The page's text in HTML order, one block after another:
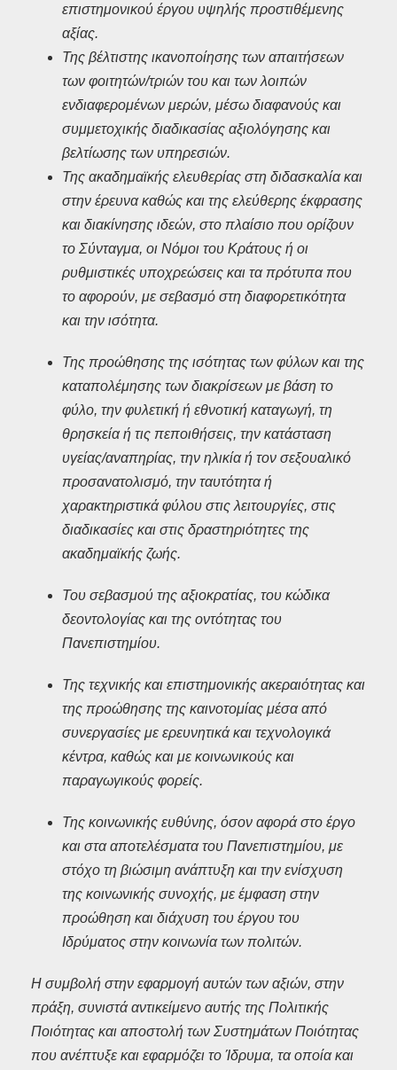
επιστημονικού έργου υψηλής προστιθέμενης
αξίας.
Της βέλτιστης ικανοποίησης των απαιτήσεων
των φοιτητών/τριών του και των λοιπών
ενδιαφερομένων μερών, μέσω διαφανούς και
συμμετοχικής διαδικασίας αξιολόγησης και
βελτίωσης των υπηρεσιών.
Της ακαδημαϊκής ελευθερίας στη διδασκαλία και
στην έρευνα καθώς και της ελεύθερης έκφρασης
και διακίνησης ιδεών, στο πλαίσιο που ορίζουν
το Σύνταγμα, οι Νόμοι του Κράτους ή οι
ρυθμιστικές υποχρεώσεις και τα πρότυπα που
το αφορούν, με σεβασμό στη διαφορετικότητα
και την ισότητα.
Της προώθησης της ισότητας των φύλων και της
καταπολέμησης των διακρίσεων με βάση το
φύλο, την φυλετική ή εθνοτική καταγωγή, τη
θρησκεία ή τις πεποιθήσεις, την κατάσταση
υγείας/αναπηρίας, την ηλικία ή τον σεξουαλικό
προσανατολισμό, την ταυτότητα ή
χαρακτηριστικά φύλου στις λειτουργίες, στις
διαδικασίες και στις δραστηριότητες της
ακαδημαϊκής ζωής.
Του σεβασμού της αξιοκρατίας, του κώδικα
δεοντολογίας και της οντότητας του
Πανεπιστημίου.
Της τεχνικής και επιστημονικής ακεραιότητας και
της προώθησης της καινοτομίας μέσα από
συνεργασίες με ερευνητικά και τεχνολογικά
κέντρα, καθώς και με κοινωνικούς και
παραγωγικούς φορείς.
Της κοινωνικής ευθύνης, όσον αφορά στο έργο
και στα αποτελέσματα του Πανεπιστημίου, με
στόχο τη βιώσιμη ανάπτυξη και την ενίσχυση
της κοινωνικής συνοχής, με έμφαση στην
προώθηση και διάχυση του έργου του
Ιδρύματος στην κοινωνία των πολιτών.
Η συμβολή στην εφαρμογή αυτών των αξιών, στην
πράξη, συνιστά αντικείμενο αυτής της Πολιτικής
Ποιότητας και αποστολή των Συστημάτων Ποιότητας
που ανέπτυξε και εφαρμόζει το Ίδρυμα, τα οποία και